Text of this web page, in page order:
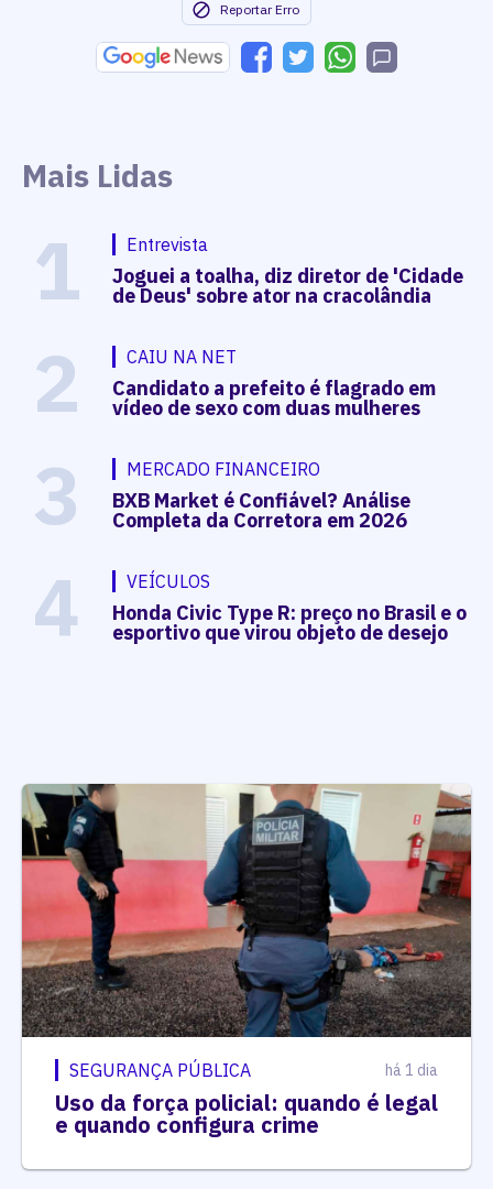
Reportar Erro
Mais Lidas
1 Entrevista
Joguei a toalha, diz diretor de 'Cidade
de Deus' sobre ator na cracolândia
2 CAIU NA NET
Candidato a prefeito é flagrado em
vídeo de sexo com duas mulheres
3 MERCADO FINANCEIRO
BXB Market é Confiável? Análise
Completa da Corretora em 2026
4 VEÍCULOS
Honda Civic Type R: preço no Brasil e o
esportivo que virou objeto de desejo
SEGURANÇA PÚBLICA há 1 dia
Uso da força policial: quando é legal
e quando configura crime